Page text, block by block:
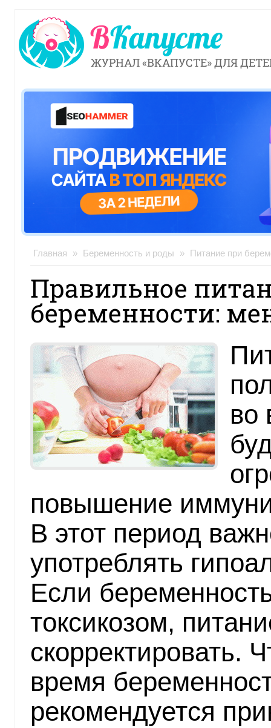
ЖУРНАЛ «ВКАПУСТЕ» ДЛЯ
Главная » Беременность и роды » Питание при
Правильное
беременности:
во
повышение
В этот период
употреблять
Если
токсикозом,
скорректировать.
время
рекомендуется